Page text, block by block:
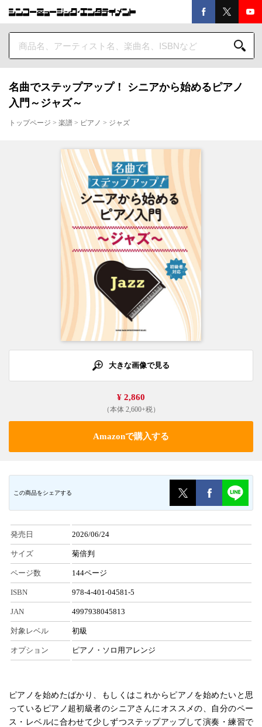
名曲でステップアップ！ シニアから始めるピアノ
入門～ジャズ～
トップページ > 楽譜 > ピアノ > ジャズ
大きな画像で見る
¥ 2,860
（本体 2,600+税）
Amazonで購入する
この商品をシェアする
発売日 2026/06/24
サイズ 菊倍判
ページ数 144ページ
ISBN 978-4-401-04581-5
JAN 4997938045813
対象レベル 初級
オプション ピアノ・ソロ用アレンジ
ピアノを始めたばかり、もしくはこれからピアノを始めたいと思
っているピアノ超初級者のシニアさんにオススメの、自分のペー
ス・レベルに合わせて少しずつステップアップして演奏・練習で